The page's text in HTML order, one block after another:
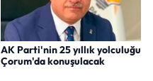
AK Parti'nin 25 yıllık yolculuğu
Çorum'da konuşulacak